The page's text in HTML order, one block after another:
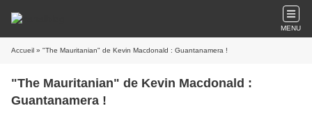
MENU
Accueil » "The Mauritanian" de Kevin Macdonald : Guantanamera !
"The Mauritanian" de Kevin Macdonald :
Guantanamera !